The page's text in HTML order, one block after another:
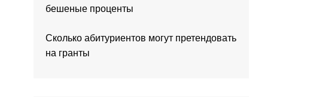
бешеные проценты
Сколько абитуриентов могут претендовать
на гранты